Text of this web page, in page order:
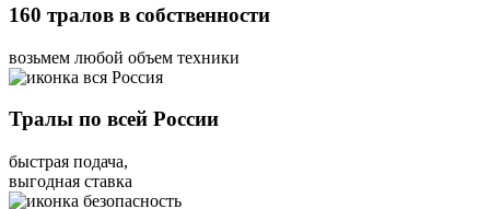
160 тралов в собственности
возьмем любой объем техники
Тралы по всей России
быстрая подача,
выгодная ставка